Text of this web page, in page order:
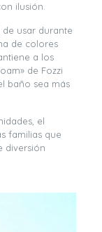
ilusión.
usar durante
de colores
a los
de Fozzi
baño sea más
el
familias que
diversión